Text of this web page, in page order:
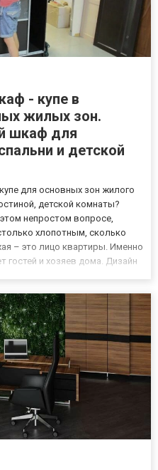
- купе в
жилых зон.
шкаф для
и детской
для основных зон жилого
детской комнаты?
непростом вопросе,
хлопотным, сколько
– это лицо квартиры. Именно
гостей и хозяев дома. Дизайн